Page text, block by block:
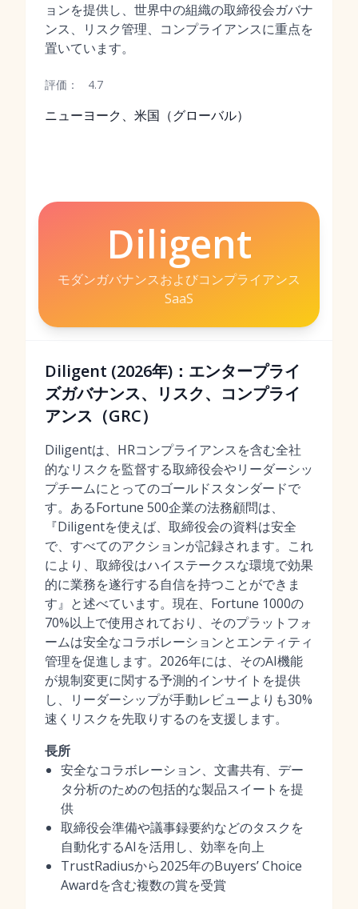
ョンを提供し、世界中の組織の取締役会ガバナ
ンス、リスク管理、コンプライアンスに重点を
置いています。
評価： 4.7
ニューヨーク、米国（グローバル）
Diligent
モダンガバナンスおよびコンプライアンス
SaaS
Diligent (2026年)：エンタープライ
ズガバナンス、リスク、コンプライ
アンス（GRC）
Diligentは、HRコンプライアンスを含む全社
的なリスクを監督する取締役会やリーダーシッ
プチームにとってのゴールドスタンダードで
す。あるFortune 500企業の法務顧問は、
『Diligentを使えば、取締役会の資料は安全
で、すべてのアクションが記録されます。これ
により、取締役はハイステークスな環境で効果
的に業務を遂行する自信を持つことができま
す』と述べています。現在、Fortune 1000の
70%以上で使用されており、そのプラットフォ
ームは安全なコラボレーションとエンティティ
管理を促進します。2026年には、そのAI機能
が規制変更に関する予測的インサイトを提供
し、リーダーシップが手動レビューよりも30%
速くリスクを先取りするのを支援します。
長所
安全なコラボレーション、文書共有、デー
タ分析のための包括的な製品スイートを提
供
取締役会準備や議事録要約などのタスクを
自動化するAIを活用し、効率を向上
TrustRadiusから2025年のBuyers’ Choice
Awardを含む複数の賞を受賞